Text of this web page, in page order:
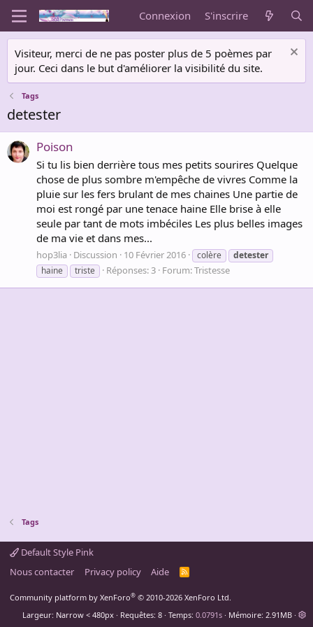
Connexion S'inscrire
Visiteur, merci de ne pas poster plus de 5 poèmes par
jour. Ceci dans le but d'améliorer la visibilité du site.
Tags
detester
Poison
Si tu lis bien derrière tous mes petits sourires Quelque
chose de plus sombre m'empêche de vivres Comme la
pluie sur les fers brulant de mes chaines Une partie de
moi est rongé par une tenace haine Elle brise à elle
seule par tant de mots imbéciles Les plus belles images
de ma vie et dans mes...
hop3lia Discussion 10 Février 2016 colère
detester
haine
triste Réponses: 3 Forum:Tristesse
Tags
Default Style Pink
Nous contacter
Privacy policy Aide
R
Community platform by XenForo® © 2010-2026 XenForo Ltd.
Largeur
Requêtes 8 Temps 0.0791s Mémoire 2.91MB